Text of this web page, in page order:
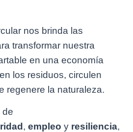
nos brinda las
transformar nuestra
en una economía
los residuos, circulen
regenere la naturaleza.
de
, empleo y resiliencia,